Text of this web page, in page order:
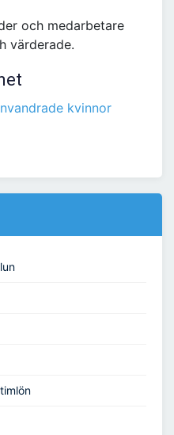
och medarbetare
värderade.
kvinnor